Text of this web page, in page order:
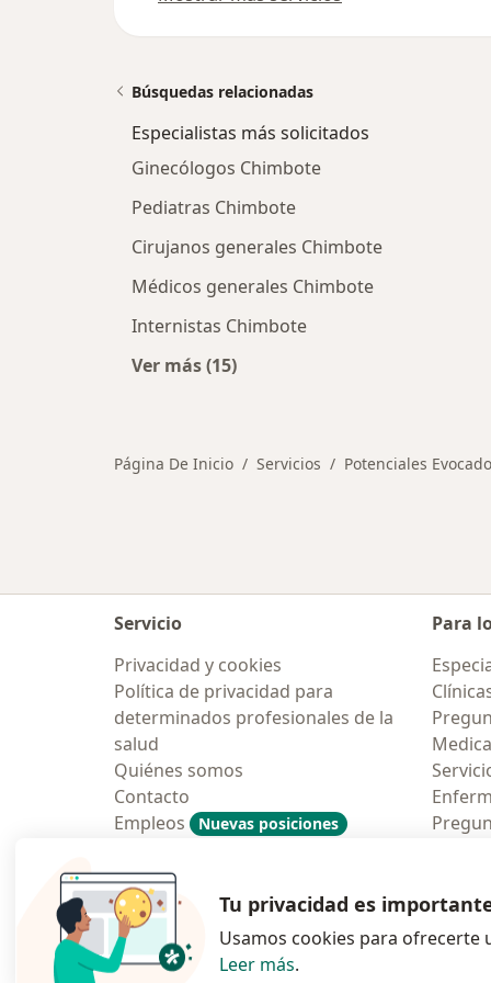
Búsquedas relacionadas
Especialistas más solicitados
Ginecólogos Chimbote
Pediatras Chimbote
Cirujanos generales Chimbote
Médicos generales Chimbote
Internistas Chimbote
Ver más (15)
Página De Inicio Servicios Potenciales
Servicio
Privacidad y cookies
Política de privacidad para
determinados profesionales de la
salud
Quiénes somos
Contacto
Empleos
Nuevas posiciones
Contratación
Para
Polska
Tu privacidad es
Usamos cookies para ofrecerte
Leer más.